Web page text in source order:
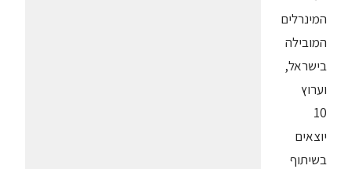
המינרלים
המובילה
בישראל,
וערוץ
10
יוצאים
בשיתוף